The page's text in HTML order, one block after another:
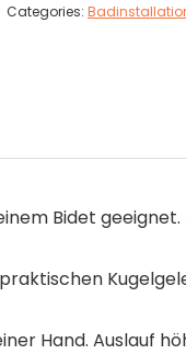
Categories:
Bidet
Hand. Auslauf